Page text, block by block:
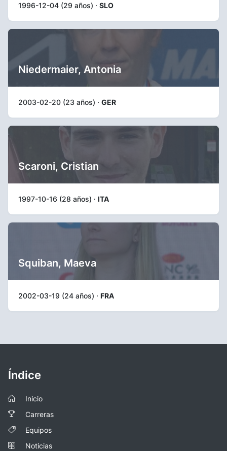
1996-12-04 (29 años) · SLO
Niedermaier, Antonia
2003-02-20 (23 años) · GER
Scaroni, Cristian
1997-10-16 (28 años) · ITA
Squiban, Maeva
2002-03-19 (24 años) · FRA
Índice
Inicio
Carreras
Equipos
Noticias